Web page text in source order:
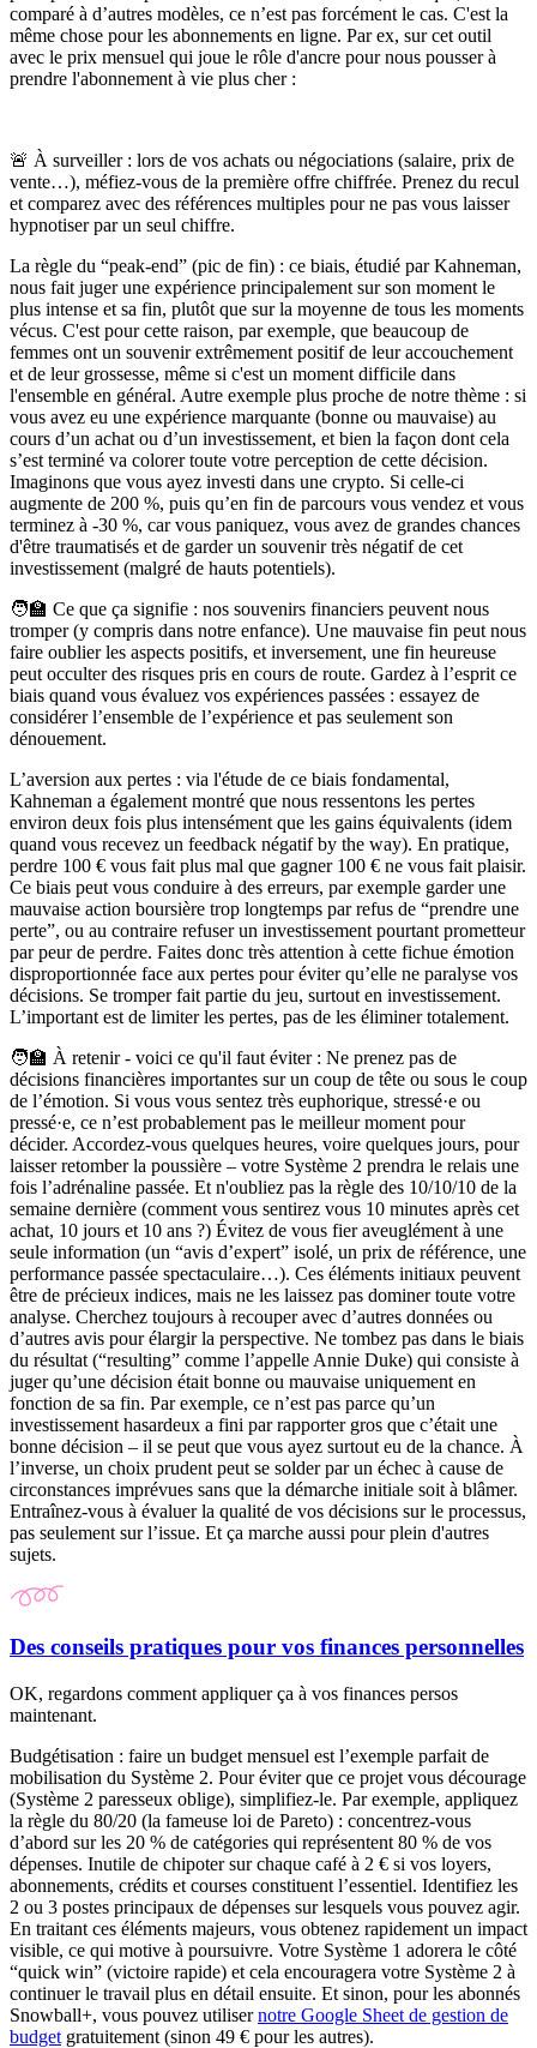
comparé à d’autres modèles, ce n’est pas forcément le cas. C'est la
même chose pour les abonnements en ligne. Par ex, sur cet outil
avec le prix mensuel qui joue le rôle d'ancre pour nous pousser à
prendre l'abonnement à vie plus cher :
🚨 À surveiller : lors de vos achats ou négociations (salaire, prix de
vente…), méfiez-vous de la première offre chiffrée. Prenez du recul
et comparez avec des références multiples pour ne pas vous laisser
hypnotiser par un seul chiffre.
La règle du “peak-end” (pic de fin) : ce biais, étudié par Kahneman,
nous fait juger une expérience principalement sur son moment le
plus intense et sa fin, plutôt que sur la moyenne de tous les moments
vécus. C'est pour cette raison, par exemple, que beaucoup de
femmes ont un souvenir extrêmement positif de leur accouchement
et de leur grossesse, même si c'est un moment difficile dans
l'ensemble en général. Autre exemple plus proche de notre thème : si
vous avez eu une expérience marquante (bonne ou mauvaise) au
cours d’un achat ou d’un investissement, et bien la façon dont cela
s’est terminé va colorertoute votre perception de cette décision.
Imaginons que vous ayez investi dans une crypto. Si celle-ci
augmente de 200 %, puis qu’en fin de parcours vous vendez et vous
terminez à -30 %, car vous paniquez, vous avez de grandes chances
d'être traumatisés et de garder un souvenir très négatif de cet
investissement (malgré de hauts potentiels).
🧑‍🏫 Ce que ça signifie : nos souvenirs financiers peuvent nous
tromper (y compris dans notre enfance). Une mauvaise fin peut nous
faire oublier les aspects positifs, et inversement, une fin heureuse
peut occulter des risques pris en cours de route. Gardez à l’esprit ce
biais quand vous évaluez vos expériences passées : essayez de
considérer l’ensemble de l’expérience et pas seulement son
dénouement.
L’aversion aux pertes : via l'étude de ce biais fondamental,
Kahneman a également montré que nous ressentons les pertes
environ deux fois plus intensément que les gains équivalents (idem
quand vous recevez un feedback négatifby the way)​. En pratique,
perdre 100 € vous fait plus mal que gagner 100 € ne vous fait plaisir.
Ce biais peut vous conduire à des erreurs, par exemple garder une
mauvaise action boursière trop longtemps par refus de “prendre une
perte”, ou au contraire refuser un investissement pourtant prometteur
par peur de perdre. Faites donc très attention à cette fichue émotion
disproportionnée face aux pertes pour éviter qu’elle ne paralyse vos
décisions. Se tromper fait partie du jeu, surtout en investissement.
L’important est de limiter les pertes, pas de les éliminer totalement.
🧑‍🏫 À retenir - voici ce qu'il faut éviter: Ne prenez pas de
décisions financières importantes sur un coup de tête ou sous le coup
de l’émotion. Si vous vous sentez très euphorique, stressé·e ou
pressé·e, ce n’est probablement pas le meilleur moment pour
décider. Accordez-vous quelques heures, voire quelques jours, pour
laisser retomber la poussière – votre Système 2 prendra le relais une
fois l’adrénaline passée. Et n'oubliez pas la règle des 10/10/10 de la
semaine dernière (comment vous sentirez vous 10 minutes après cet
achat, 10 jours et 10 ans ?) Évitez de vous fier aveuglément à une
seule information (un “avis d’expert” isolé, un prix de référence, une
performance passée spectaculaire…). Ces éléments initiaux peuvent
être de précieux indices, mais ne les laissez pas dominer toute votre
analyse. Cherchez toujours à recouper avec d’autres données ou
d’autres avis pour élargir la perspective. Ne tombez pas dans le biais
du résultat (“resulting” comme l’appelle Annie Duke) qui consiste à
juger qu’une décision était bonne ou mauvaise uniquement en
fonction de sa fin. Par exemple, ce n’est pas parce qu’un
investissement hasardeux a fini par rapporter gros que c’était une
bonne décision – il se peut que vous ayez surtout eu de la chance. À
l’inverse, un choix prudent peut se solder par un échec à cause de
circonstances imprévues sans que la démarche initiale soit à blâmer.
Entraînez-vous à évaluer la qualité de vos décisions sur le processus,
pas seulement sur l’issue. Et ça marche aussi pour plein d'autres
sujets.
Des conseils pratiques pour vos finances personnelles
OK, regardons comment appliquer ça à vos finances persos
maintenant.
Budgétisation : faire un budget mensuel est l’exemple parfait de
mobilisation du Système 2. Pour éviter que ce projet vous décourage
(Système 2 paresseux oblige), simplifiez-le. Par exemple, appliquez
la règle du 80/20 (la fameuse loi de Pareto) : concentrez-vous
d’abord sur les 20 % de catégories qui représentent 80 % de vos
dépenses. Inutile de chipoter sur chaque café à 2 € si vos loyers,
abonnements, crédits et courses constituent l’essentiel. Identifiez les
2 ou 3 postes principaux de dépenses sur lesquels vous pouvez agir.
En traitant ces éléments majeurs, vous obtenez rapidement un impact
visible, ce qui motive à poursuivre. Votre Système 1 adorera le côté
“quick win” (victoire rapide) et cela encouragera votre Système 2 à
continuer le travail plus en détail ensuite. Et sinon, pour les abonnés
Snowball+, vous pouvez utilisernotre Google Sheet de gestion de
budget gratuitement (sinon 49 € pour les autres).